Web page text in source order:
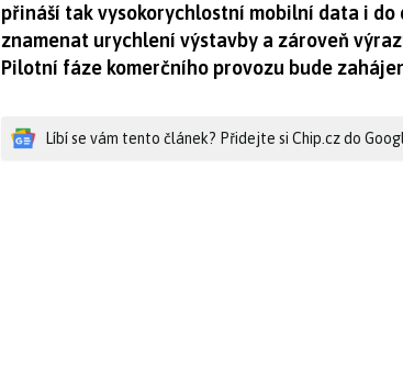
přináší tak vysokorychlostní mobilní data i do
znamenat urychlení výstavby a zároveň
Pilotní fáze komerčního provozu bude
Líbí se vám tento článek? Přidejte si Chip.cz do